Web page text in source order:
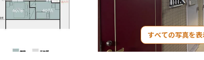
すべての写真を